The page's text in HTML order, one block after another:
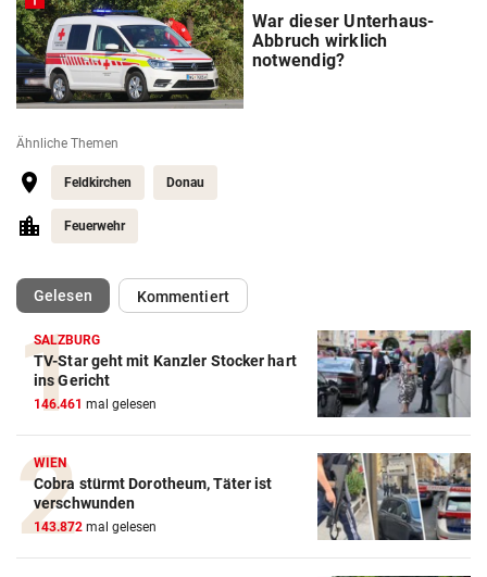
War dieser Unterhaus-
Abbruch wirklich
notwendig?
Ähnliche Themen
Feldkirchen Donau
Feuerwehr
Gelesen(ausgewählt)Kommentiert
SALZBURG
TV-Star geht mit Kanzler Stocker hart
ins Gericht
146.461 mal gelesen
WIEN
Cobra stürmt Dorotheum, Täter ist
verschwunden
143.872 mal gelesen